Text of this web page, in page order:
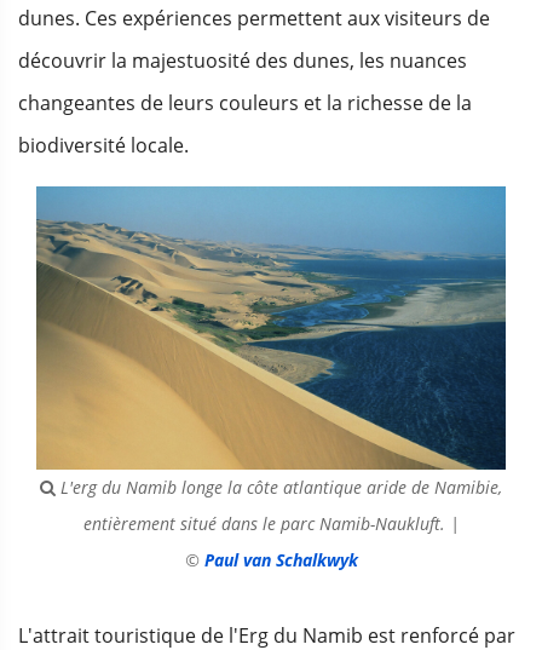
dunes. Ces expériences permettent aux visiteurs de
découvrir la majestuosité des dunes, les nuances
changeantes de leurs couleurs et la richesse de la
biodiversité locale.
L'erg du Namib longe la côte atlantique aride de Namibie,
entièrement situé dans le parc Namib-Naukluft. |
© Paul van Schalkwyk
L'attrait touristique de l'Erg du Namib est renforcé par